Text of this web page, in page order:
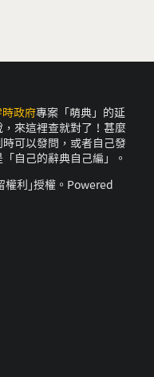
政府專案「萌典」的延
來這裡查就對了！甚麼
可以發問，或者自己發
自己的辭典自己編」。
權利｣授權。Powered